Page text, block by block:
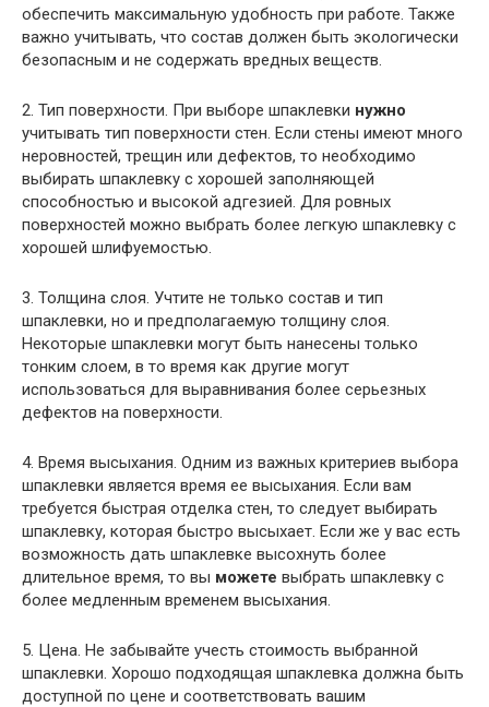
обеспечить максимальную удобность при работе. Также
важно учитывать, что состав должен быть экологически
безопасным и не содержать вредных веществ.
2. Тип поверхности. При выборе шпаклевки нужно
учитывать тип поверхности стен. Если стены имеют много
неровностей, трещин или дефектов, то необходимо
выбирать шпаклевку с хорошей заполняющей
способностью и высокой адгезией. Для ровных
поверхностей можно выбрать более легкую шпаклевку с
хорошей шлифуемостью.
3. Толщина слоя. Учтите не только состав и тип
шпаклевки, но и предполагаемую толщину слоя.
Некоторые шпаклевки могут быть нанесены только
тонким слоем, в то время как другие могут
использоваться для выравнивания более серьезных
дефектов на поверхности.
4. Время высыхания. Одним из важных критериев выбора
шпаклевки является время ее высыхания. Если вам
требуется быстрая отделка стен, то следует выбирать
шпаклевку, которая быстро высыхает. Если же у вас есть
возможность дать шпаклевке высохнуть более
длительное время, то вы можете выбрать шпаклевку с
более медленным временем высыхания.
5. Цена. Не забывайте учесть стоимость выбранной
шпаклевки. Хорошо подходящая шпаклевка должна быть
доступной по цене и соответствовать вашим